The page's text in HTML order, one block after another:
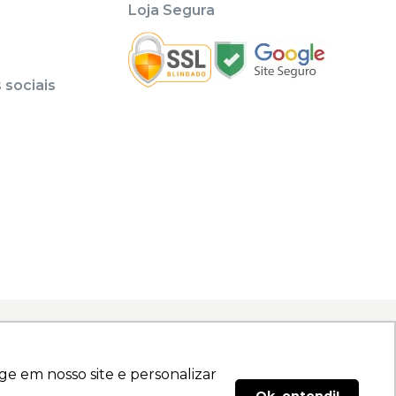
em nosso site e personalizar
em nosso site e personalizar
sociais
Loja Segura
Equipamentos Odontológicos LTDA | CNPJ: